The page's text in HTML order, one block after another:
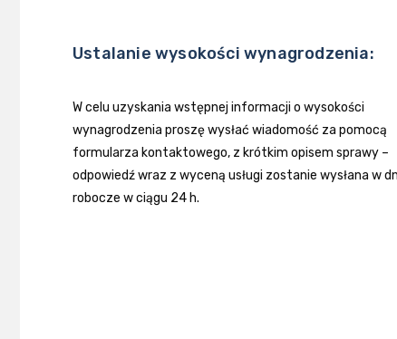
Ustalanie wysokości wynagrodzenia:
W celu uzyskania wstępnej informacji o wysokości
wynagrodzenia proszę wysłać wiadomość za pomocą
formularza kontaktowego, z krótkim opisem sprawy –
odpowiedź wraz z wyceną usługi zostanie wysłana w
robocze w ciągu 24 h.